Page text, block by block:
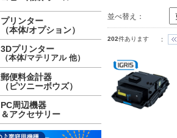
並べ替え：
202件あります ：
プリンター
（本体/オプション）
3Dプリンター
（本体/マテリアル 他）
郵便料金計器
（ピツニーボウズ）
PC周辺機器
＆アクセサリー